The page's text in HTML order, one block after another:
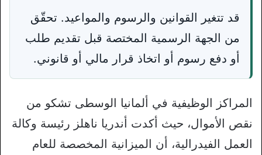
قد تتغير القوانين والرسوم والمواعيد. تحقّق
من الجهة الرسمية المختصة قبل تقديم طلب
أو دفع رسوم أو اتخاذ قرار مالي أو قانوني.
المراكز الوظيفية في ألمانيا الوسطى تشكو من
نقص الأموال، حيث أكدت أندريا ناهلز رئيسة وكالة
العمل الفيدرالية، أن الميزانية المخصصة للعام